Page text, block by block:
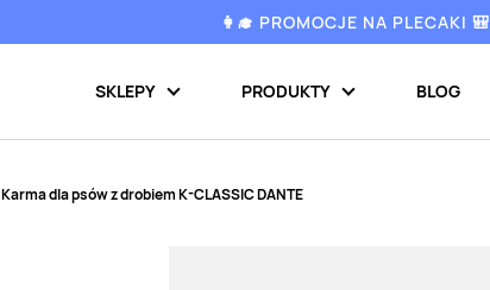
👩‍🎓 PROMOCJE NA PLECAKI 🎒
SKLEPY PRODUKTY BLOG
Karma dla psów z drobiem K-CLASSIC DANTE